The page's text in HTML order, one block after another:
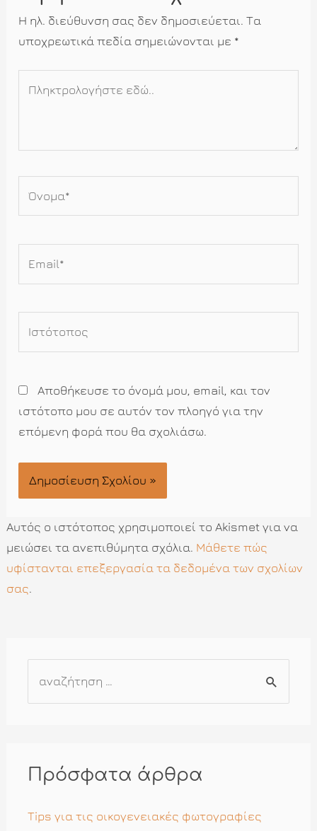
Η ηλ. διεύθυνση σας δεν δημοσιεύεται. Τα
υποχρεωτικά πεδία σημειώνονται με *
Αποθήκευσε το όνομά μου, email, και τον
ιστότοπο μου σε αυτόν τον πλοηγό για την
επόμενη φορά που θα σχολιάσω.
Αυτός ο ιστότοπος χρησιμοποιεί το Akismet για να
μειώσει τα ανεπιθύμητα σχόλια. Μάθετε πώς
υφίστανται επεξεργασία τα δεδομένα των σχολίων
σας.
ή
η
Πρόσφατα άρθρα
Tips για τις οικογενειακές φωτογραφίες